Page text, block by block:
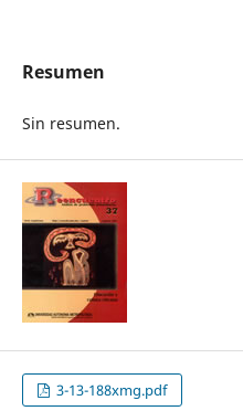
Resumen
Sin resumen.
3-13-188xmg.pdf